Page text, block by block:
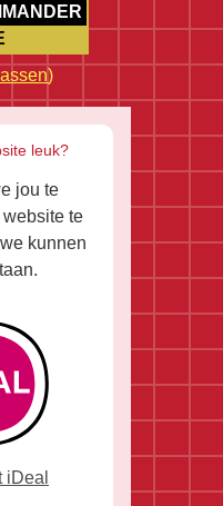
)
leuk?
jou te
te
kunnen
iDeal